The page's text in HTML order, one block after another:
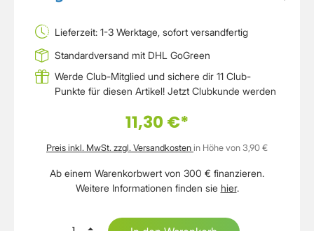
Lieferzeit: 1-3 Werktage, sofort versandfertig
Standardversand mit DHL GoGreen
Werde Club-Mitglied und sichere dir 11 Club-
Punkte für diesen Artikel! Jetzt Clubkunde werden
11,30 €*
Preis inkl. MwSt. zzgl. Versandkosten in Höhe von 3,90 €
Ab einem Warenkorbwert von 300 € finanzieren.
Weitere Informationen finden sie hier.